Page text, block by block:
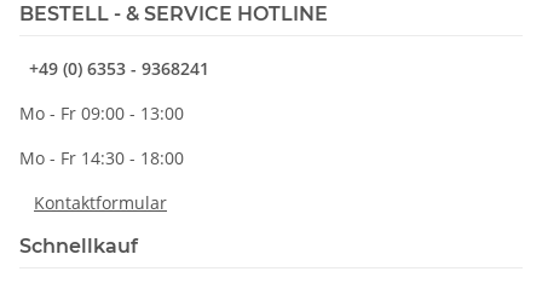
BESTELL - & SERVICE HOTLINE
+49 (0) 6353 - 9368241
Mo - Fr 09:00 - 13:00
Mo - Fr 14:30 - 18:00
Kontaktformular
Schnellkauf